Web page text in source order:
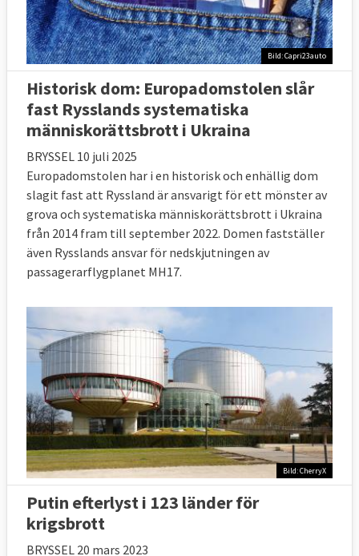
Bild: Capri23auto
Historisk dom: Europadomstolen slår
fast Rysslands systematiska
människorättsbrott i Ukraina
BRYSSEL 10 juli 2025
Europadomstolen har i en historisk och enhällig dom
slagit fast att Ryssland är ansvarigt för ett mönster av
grova och systematiska människorättsbrott i Ukraina
från 2014 fram till september 2022. Domen fastställer
även Rysslands ansvar för nedskjutningen av
passagerarflygplanet MH17.
Bild: CherryX
Putin efterlyst i 123 länder för
krigsbrott
BRYSSEL 20 mars 2023